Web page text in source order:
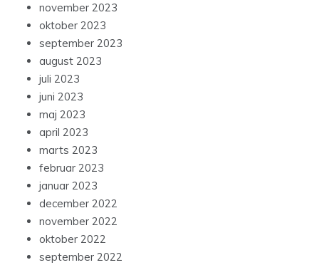
november 2023
oktober 2023
september 2023
august 2023
juli 2023
juni 2023
maj 2023
april 2023
marts 2023
februar 2023
januar 2023
december 2022
november 2022
oktober 2022
september 2022